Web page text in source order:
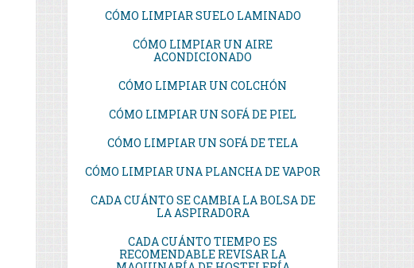
CÓMO LIMPIAR SUELO LAMINADO
CÓMO LIMPIAR UN AIRE
ACONDICIONADO
CÓMO LIMPIAR UN COLCHÓN
CÓMO LIMPIAR UN SOFÁ DE PIEL
CÓMO LIMPIAR UN SOFÁ DE TELA
CÓMO LIMPIAR UNA PLANCHA DE VAPOR
CADA CUÁNTO SE CAMBIA LA BOLSA DE
LA ASPIRADORA
CADA CUÁNTO TIEMPO ES
RECOMENDABLE REVISAR LA